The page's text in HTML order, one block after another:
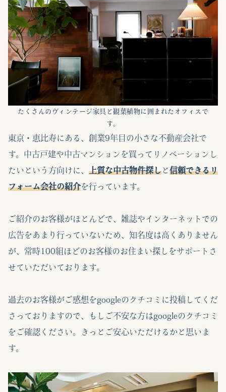
たくさんのヴィンテージ家具と観葉植物に囲まれたオフィスで
す。
東京・恵比寿にある、創業9年目の小さな不動産会社で
す。中古戸建や中古マンションを買ってリノベーションし
たいという方向けに、 上質な中古物件探しと信頼できるリ
フォーム会社の紹介を行っています。
ご紹介のお客様がほとんどで、雑誌やインターネットでの
広告をあまり行っていないため、知名度は高くありません
が、常時100組ほどのお客様のお住まい探しをサポートさ
せていただいております。
過去のお客様がご感想をgoogleのクチコミに投稿してくだ
さっておりますので、もしご不安な方はgoogleのクチコミ
をご確認ください。きっとご安心いただけるかと思いま
す。